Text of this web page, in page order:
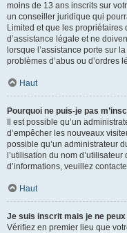
moins de 13 ans inscrits sur
un conseiller juridique qui
Limited et que les
d’assistance légale et ne
lorsque l’assistance porte sur
problèmes d’abus ou d’ordres
Haut
Pourquoi ne puis-je pas
Il est possible qu’un
d’empêcher les nouveaux
possible qu’un administrateur
l’utilisation du nom
d’informations, veuillez
Haut
Je suis inscrit mais je ne
Vérifiez en premier lieu que